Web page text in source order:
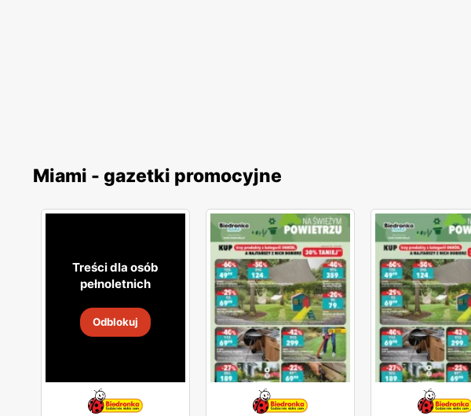
Miami - gazetki promocyjne
Treści dla osób
pełnoletnich
Odblokuj